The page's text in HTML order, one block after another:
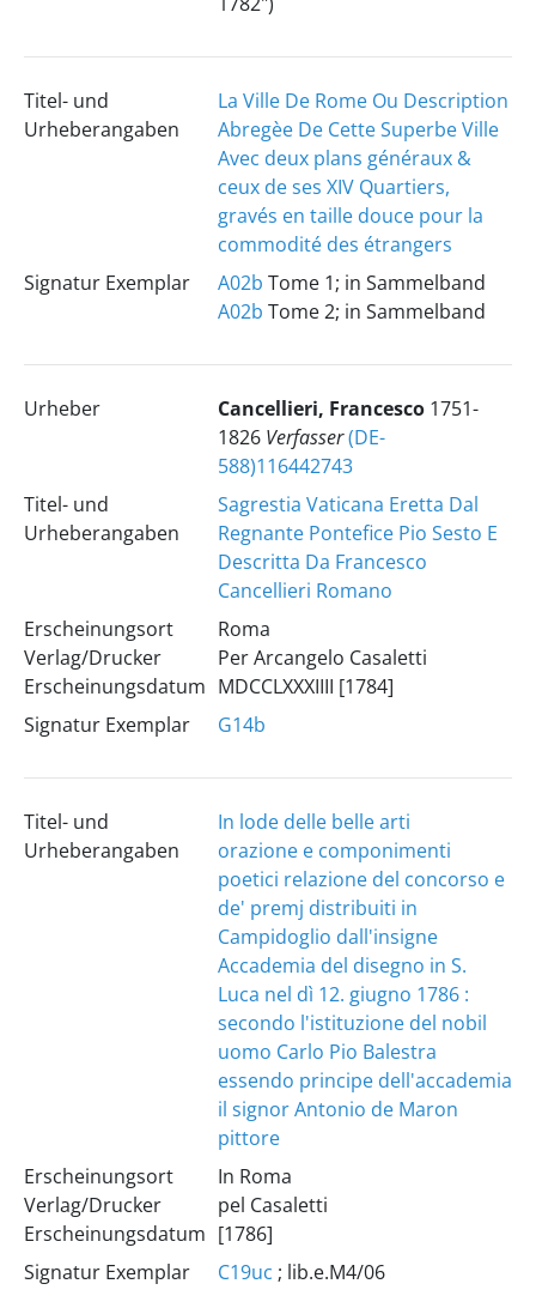
Titel- und
Urheberangaben
La Ville De Rome Ou Description
Abregèe De Cette Superbe Ville
Avec deux plans généraux &
ceux de ses XIV Quartiers,
gravés en taille douce pour la
commodité des étrangers
Signatur Exemplar
A02b Tome 1; in Sammelband
A02b Tome 2; in Sammelband
Urheber Cancellieri, Francesco 1751-
1826 Verfasser(DE-
588)116442743
Titel- und
Urheberangaben
Sagrestia Vaticana Eretta Dal
Regnante Pontefice Pio Sesto E
Descritta Da Francesco
Cancellieri Romano
Erscheinungsort
Verlag/Drucker
Erscheinungsdatum
Roma
Per Arcangelo Casaletti
MDCCLXXXIIII [1784]
Signatur Exemplar
G14b
Titel- und
Urheberangaben
In lode delle belle arti
orazione e componimenti
poetici relazione del concorso e
de' premj distribuiti in
Campidoglio dall'insigne
Accademia del disegno in S.
Luca nel dì 12. giugno 1786 :
secondo l'istituzione del nobil
uomo Carlo Pio Balestra
essendo principe dell'accademia
il signor Antonio de Maron
pittore
Erscheinungsort
Verlag/Drucker
Erscheinungsdatum
In Roma
pel Casaletti
[1786]
Signatur Exemplar
C19uc ; lib.e.M4/06